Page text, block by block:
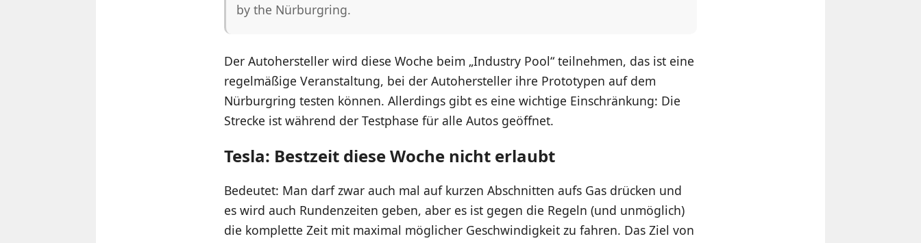
by the Nürburgring.
Der Autohersteller wird diese Woche beim „Industry Pool“ teilnehmen, das ist eine
regelmäßige Veranstaltung, bei der Autohersteller ihre Prototypen auf dem
Nürburgring testen können. Allerdings gibt es eine wichtige Einschränkung: Die
Strecke ist während der Testphase für alle Autos geöffnet.
Tesla: Bestzeit diese Woche nicht erlaubt
Bedeutet: Man darf zwar auch mal auf kurzen Abschnitten aufs Gas drücken und
es wird auch Rundenzeiten geben, aber es ist gegen die Regeln (und unmöglich)
die komplette Zeit mit maximal möglicher Geschwindigkeit zu fahren. Das Ziel von